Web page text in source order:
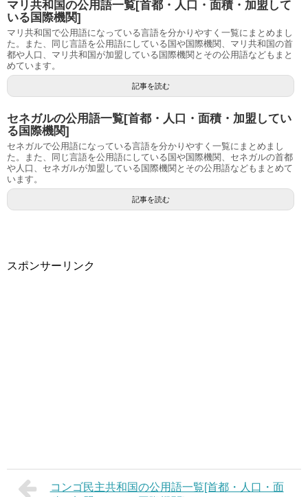
マリ共和国の公用語一覧[首都・人口・面積・加盟して
いる国際機関]
マリ共和国で公用語になっている言語を分かりやすく一覧にまとめまし
た。また、同じ言語を公用語にしている国や国際機関、マリ共和国の首
都や人口、マリ共和国が加盟している国際機関とその公用語などもまと
めています。
記事を読む
セネガルの公用語一覧[首都・人口・面積・加盟してい
る国際機関]
セネガルで公用語になっている言語を分かりやすく一覧にまとめまし
た。また、同じ言語を公用語にしている国や国際機関、セネガルの首都
や人口、セネガルが加盟している国際機関とその公用語などもまとめて
います。
記事を読む
スポンサーリンク
コンゴ民主共和国の公用語一覧[首都・人口・面